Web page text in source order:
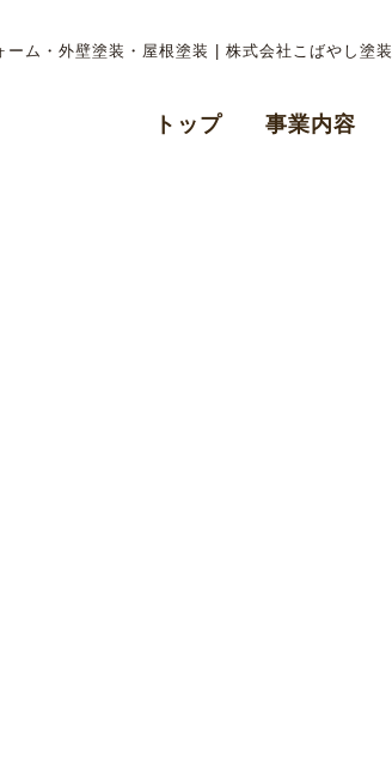
ム・外壁塗装・屋根塗装 | 株式会社こばやし塗装
トップ 事業内容